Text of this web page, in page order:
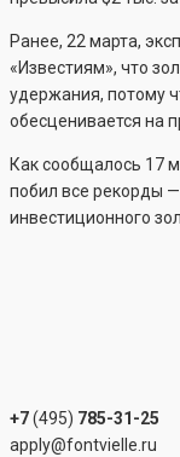
Ранее, 22 марта,
«Известиям», что
удержания, потому
обесценивается на
Как сообщалось 17
побил все рекорды
инвестиционного
+7(495) 785-31-25
apply@fontvielle.ru